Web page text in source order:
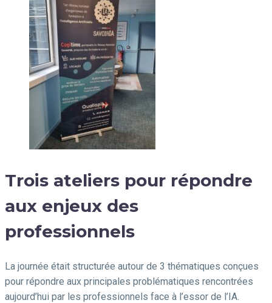
Trois ateliers pour répondre
aux enjeux des
professionnels
La journée était structurée autour de 3 thématiques conçues
pour répondre aux principales problématiques rencontrées
aujourd’hui par les professionnels face à l’essor de l’IA.